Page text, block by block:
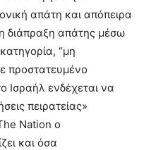
απάτη και απόπειρα
διάπραξη απάτης μέσω
“μη
προστατευμένο
Ισραήλ ενδέχεται να
πειρατείας»
Nation ο
και όσα